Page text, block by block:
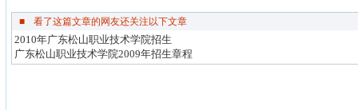
■ 看了这篇文章的网友还关注以下文章
2010年广东松山职业技术学院招生
广东松山职业技术学院2009年招生章程